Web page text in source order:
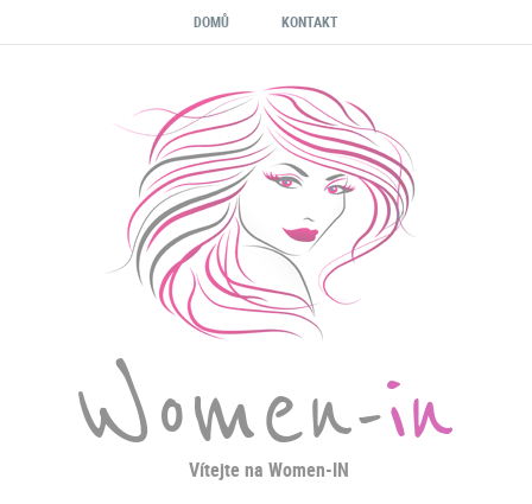
DOMŮ KONTAKT
Women-in
Vítejte na Women-IN